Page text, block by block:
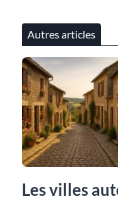
Autres articles
Les villes